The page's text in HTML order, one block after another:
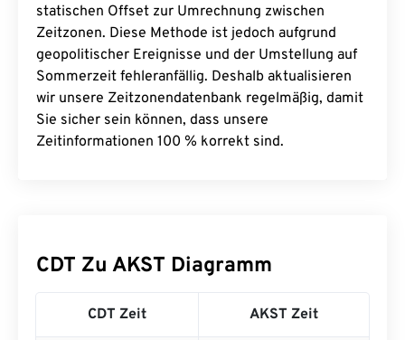
statischen Offset zur Umrechnung zwischen
Zeitzonen. Diese Methode ist jedoch aufgrund
geopolitischer Ereignisse und der Umstellung auf
Sommerzeit fehleranfällig. Deshalb aktualisieren
wir unsere Zeitzonendatenbank regelmäßig, damit
Sie sicher sein können, dass unsere
Zeitinformationen 100 % korrekt sind.
CDT Zu AKST Diagramm
CDT Zeit AKST Zeit